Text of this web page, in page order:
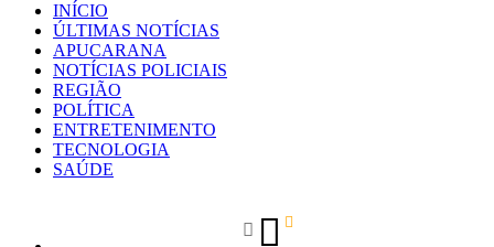
INÍCIO
ÚLTIMAS NOTÍCIAS
APUCARANA
NOTÍCIAS POLICIAIS
REGIÃO
POLÍTICA
ENTRETENIMENTO
TECNOLOGIA
SAÚDE